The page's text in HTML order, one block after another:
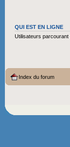
QUI EST EN LIGNE
Utilisateurs
Index du forum